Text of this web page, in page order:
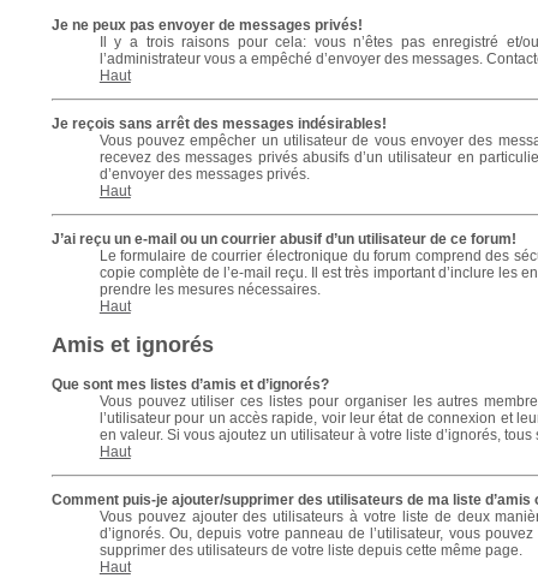
Je ne peux pas envoyer de messages privés!
Il y a trois raisons pour cela: vous n’êtes pas enregistré et/
l’administrateur vous a empêché d’envoyer des messages.
Haut
Je reçois sans arrêt des messages indésirables!
Vous pouvez empêcher un utilisateur de vous envoyer des
recevez des messages privés abusifs d’un utilisateur en
d’envoyer des messages privés.
Haut
J’ai reçu un e-mail ou un courrier abusif d’un utilisateur de ce forum!
Le formulaire de courrier électronique du forum comprend des
copie complète de l’e-mail reçu. Il est très important d’inclure les
prendre les mesures nécessaires.
Haut
Amis et ignorés
Que sont mes listes d’amis et d’ignorés?
Vous pouvez utiliser ces listes pour organiser les autres
l’utilisateur pour un accès rapide, voir leur état de connexion et
en valeur. Si vous ajoutez un utilisateur à votre liste d’ignorés,
Haut
Comment puis-je ajouter/supprimer des utilisateurs de ma liste d’amis
Vous pouvez ajouter des utilisateurs à votre liste de deux
d’ignorés. Ou, depuis votre panneau de l’utilisateur, vous
supprimer des utilisateurs de votre liste depuis cette même page.
Haut